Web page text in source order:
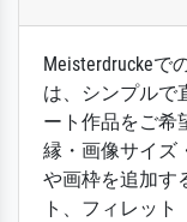
Meisterdrucke
は、シンプルで
ート作品をご希
縁・画像サイズ
や画枠を追加す
ト、フィレッ